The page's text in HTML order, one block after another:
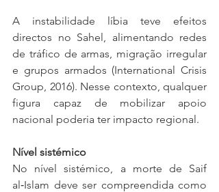
A instabilidade líbia teve efeitos
directos no Sahel, alimentando redes
de tráfico de armas, migração irregular
e grupos armados (International Crisis
Group, 2016). Nesse contexto, qualquer
figura capaz de mobilizar apoio
nacional poderia ter impacto regional.
Nível sistémico
No nível sistémico, a morte de Saif
al‑Islam deve ser compreendida como